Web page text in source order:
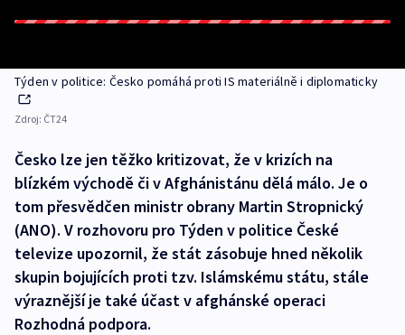
Týden v politice: Česko pomáhá proti IS materiálně i diplomaticky
Zdroj: ČT24
Česko lze jen těžko kritizovat, že v krizích na
blízkém východě či v Afghánistánu dělá málo. Je o
tom přesvědčen ministr obrany Martin Stropnický
(ANO). V rozhovoru pro Týden v politice České
televize upozornil, že stát zásobuje hned několik
skupin bojujících proti tzv. Islámskému státu, stále
výraznější je také účast v afghánské operaci
Rozhodná podpora.